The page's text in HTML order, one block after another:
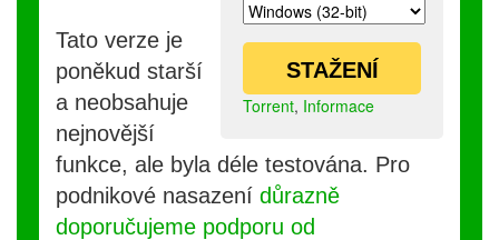
STAŽENÍ
Torrent, Informace
Tato verze je
poněkud starší
a neobsahuje
nejnovější
funkce, ale byla déle testována. Pro
podnikové nasazení důrazně
doporučujeme podporu od